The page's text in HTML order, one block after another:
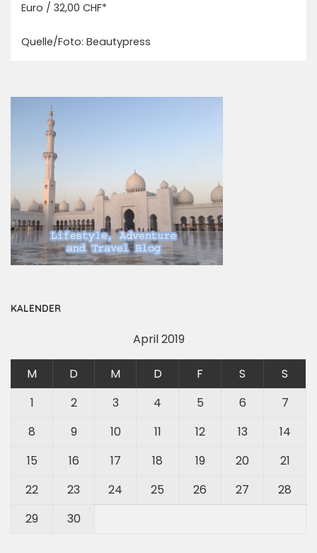
Euro / 32,00 CHF*
Quelle/Foto: Beautypress
KALENDER
April 2019
M D M D F S
S
1
2 3 4 5 6
7
8
9 10 11 12 13
14
15
16 17 18 19 20
21
22
23 24 25 26 27
28
29
30